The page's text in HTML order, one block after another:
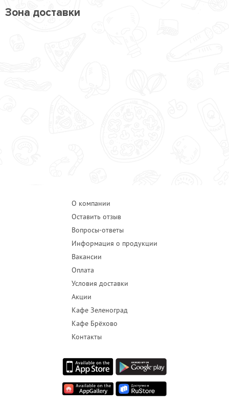
Зона доставки
О компании
Оставить отзыв
Вопросы-ответы
Информация о продукции
Вакансии
Оплата
Условия доставки
Акции
Кафе Зеленоград
Кафе Брёхово
Контакты